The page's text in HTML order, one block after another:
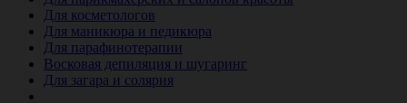
Для косметологов
Для маникюра и педикюра
Для парафинотерапии
Восковая депиляция и шугаринг
Для загара и солярия